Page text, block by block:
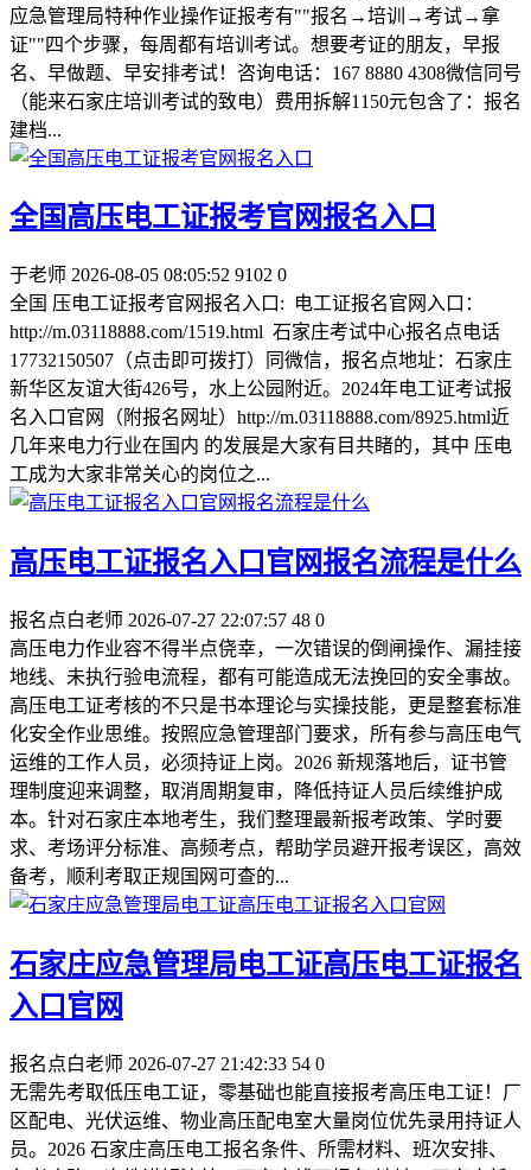
应急管理局特种作业操作证报考有""报名→培训→考试→拿
证""四个步骤，每周都有培训考试。想要考证的朋友，早报
名、早做题、早安排考试！咨询电话：167 8880 4308微信同号
（能来石家庄培训考试的致电）费用拆解1150元包含了：报名
建档...
全国高压电工证报考官网报名入口
于老师 2026-08-05 08:05:52 9102 0
全国 压电工证报考官网报名入口: 电工证报名官网入口：
http://m.03118888.com/1519.html 石家庄考试中心报名点电话
17732150507（点击即可拨打）同微信，报名点地址：石家庄
新华区友谊大街426号，水上公园附近。2024年电工证考试报
名入口官网（附报名网址）http://m.03118888.com/8925.html近
几年来电力行业在国内 的发展是大家有目共睹的，其中 压电
工成为大家非常关心的岗位之...
高压电工证报名入口官网报名流程是什么
报名点白老师 2026-07-27 22:07:57 48 0
高压电力作业容不得半点侥幸，一次错误的倒闸操作、漏挂接
地线、未执行验电流程，都有可能造成无法挽回的安全事故。
高压电工证考核的不只是书本理论与实操技能，更是整套标准
化安全作业思维。按照应急管理部门要求，所有参与高压电气
运维的工作人员，必须持证上岗。2026 新规落地后，证书管
理制度迎来调整，取消周期复审，降低持证人员后续维护成
本。针对石家庄本地考生，我们整理最新报考政策、学时要
求、考场评分标准、高频考点，帮助学员避开报考误区，高效
备考，顺利考取正规国网可查的...
石家庄应急管理局电工证高压电工证报名
入口官网
报名点白老师 2026-07-27 21:42:33 54 0
无需先考取低压电工证，零基础也能直接报考高压电工证！厂
区配电、光伏运维、物业高压配电室大量岗位优先录用持证人
员。2026 石家庄高压电工报名条件、所需材料、班次安排、